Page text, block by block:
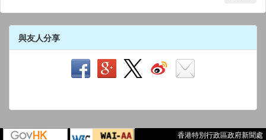
與友人分享
香港特別行政區政府新聞處